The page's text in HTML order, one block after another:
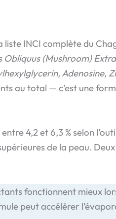
liste INCI complète du
(Mushroom)
Adenosine,
au total — c’est une
4,2 et 6,3 % selon
de la peau.
fonctionnent mieux
peut accélérer